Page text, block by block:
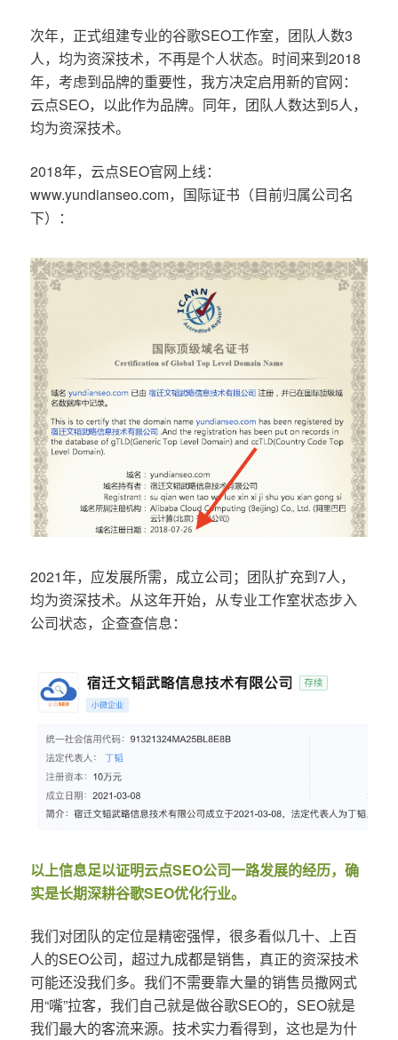
次年，正式组建专业的谷歌SEO工作室，团队人数3
人，均为资深技术，不再是个人状态。时间来到2018
年，考虑到品牌的重要性，我方决定启用新的官网：
云点SEO，以此作为品牌。同年，团队人数达到5人，
均为资深技术。
2018年，云点SEO官网上线：
www.yundianseo.com，国际证书（目前归属公司名
下）：
2021年，应发展所需，成立公司；团队扩充到7人，
均为资深技术。从这年开始，从专业工作室状态步入
公司状态，企查查信息：
以上信息足以证明云点SEO公司一路发展的经历，确
实是长期深耕谷歌SEO优化行业。
我们对团队的定位是精密强悍，很多看似几十、上百
人的SEO公司，超过九成都是销售，真正的资深技术
可能还没我们多。我们不需要靠大量的销售员撒网式
用“嘴”拉客，我们自己就是做谷歌SEO的，SEO就是
我们最大的客流来源。技术实力看得到，这也是为什